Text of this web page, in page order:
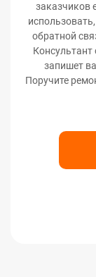
заказчиков
обратной
Консультант
запишет
Поручите